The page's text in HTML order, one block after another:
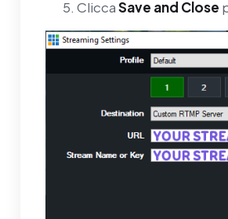
CliccaSave and Close